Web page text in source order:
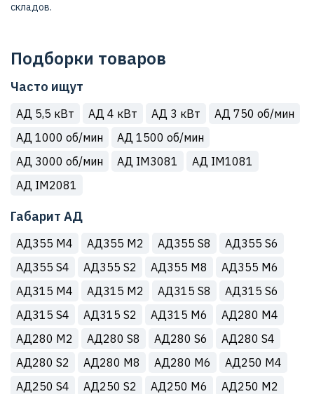
складов.
Подборки товаров
Часто ищут
АД 5,5 кВт АД 4 кВт АД 3 кВт
АД 750 об/мин
АД 1000 об/мин
АД 1500 об/мин
АД 3000 об/мин
АД IM3081
АД IM1081
АД IM2081
Габарит АД
АД355 М4 АД355 М2 АД355 S8
АД355 S6
АД355 S4
АД355 S2 АД355 M8
АД355 M6
АД315 М4
АД315 М2 АД315 S8
АД315 S6
АД315 S4
АД315 S2 АД315 M6
АД280 М4
АД280 М2
АД280 S8 АД280 S6
АД280 S4
АД280 S2
АД280 M8 АД280 M6
АД250 М4
АД250 S4
АД250 S2 АД250 M6
АД250 M2